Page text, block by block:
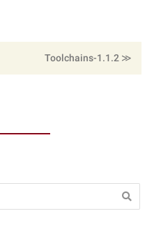
≪ Toolchains-1.1.2